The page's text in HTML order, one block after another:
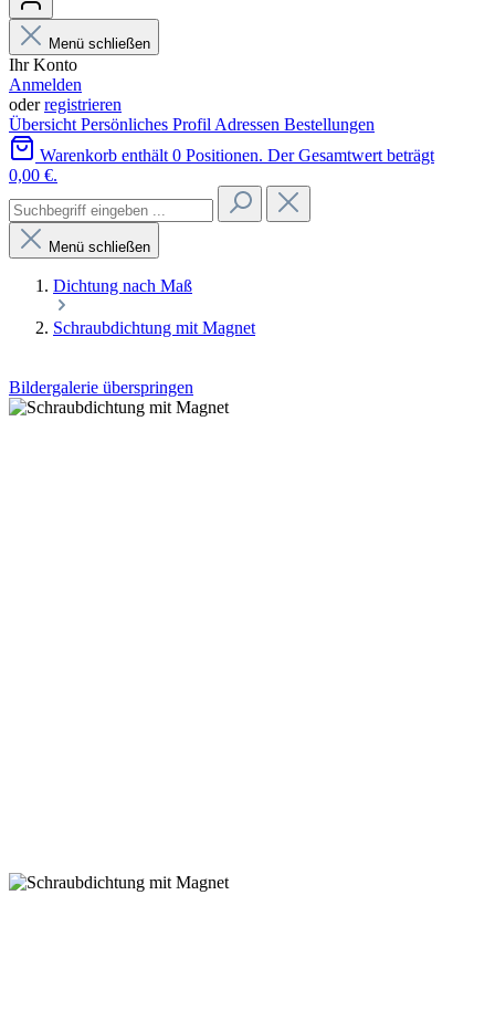
Menü schließen
Ihr Konto
Anmelden
oderregistrieren
Übersicht Persönliches Profil Adressen Bestellungen
Warenkorb enthält 0 Positionen. Der Gesamtwert beträgt
0,00 €.
Menü schließen
Dichtung nach Maß
Schraubdichtung mit Magnet
Bildergalerie überspringen